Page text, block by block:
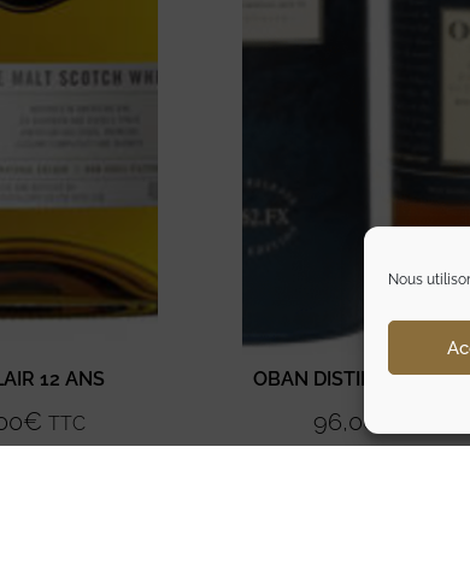
Nous
12 ANS
€ TTC
OBAN DISTILLERS
96,00